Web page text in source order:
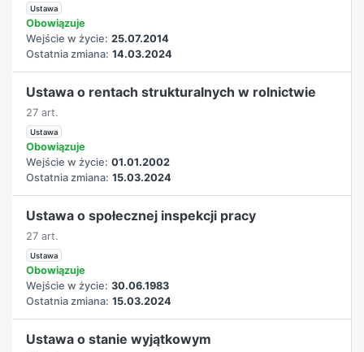
Ustawa
Obowiązuje
Wejście w życie: 25.07.2014
Ostatnia zmiana: 14.03.2024
Ustawa o rentach strukturalnych w rolnictwie
27 art.
Ustawa
Obowiązuje
Wejście w życie: 01.01.2002
Ostatnia zmiana: 15.03.2024
Ustawa o społecznej inspekcji pracy
27 art.
Ustawa
Obowiązuje
Wejście w życie: 30.06.1983
Ostatnia zmiana: 15.03.2024
Ustawa o stanie wyjątkowym